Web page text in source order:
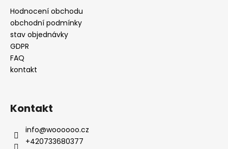
Hodnocení obchodu
obchodní podmínky
stav objednávky
GDPR
FAQ
kontakt
Kontakt
info@woooooo.cz
+420733680377